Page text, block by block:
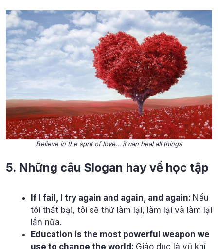
Believe in the sprit of love… it can heal all things
5. Những câu Slogan hay về học tập
If I fail, I try again and again, and again: Nếu
tôi thất bại, tôi sẽ thử làm lại, làm lại và làm lại
lần nữa.
Education is the most powerful weapon we
use to change the world: Giáo dục là vũ khí